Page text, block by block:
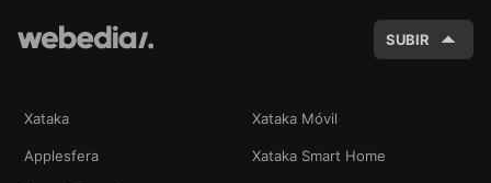
SUBIR
Xataka Xataka Móvil
Applesfera Xataka Smart Home